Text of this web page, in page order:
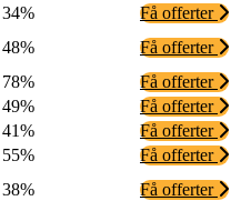
34%
Få offerter
48%
Få offerter
78%
Få offerter
49%
Få offerter
41%
Få offerter
55%
Få offerter
38% Få offerter